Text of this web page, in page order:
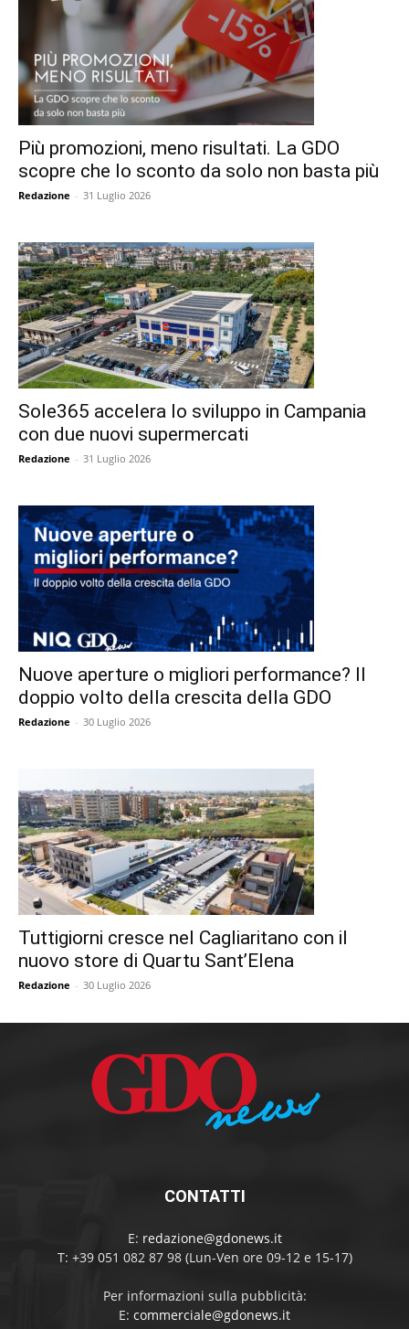
Più promozioni, meno risultati. La GDO
scopre che lo sconto da solo non basta più
Redazione - 31 Luglio 2026
Sole365 accelera lo sviluppo in Campania
con due nuovi supermercati
Redazione - 31 Luglio 2026
Nuove aperture o migliori performance? Il
doppio volto della crescita della GDO
Redazione - 30 Luglio 2026
Tuttigiorni cresce nel Cagliaritano con il
nuovo store di Quartu Sant’Elena
Redazione - 30 Luglio 2026
CONTATTI
E: redazione@gdonews.it
T: +39 051 082 87 98 (Lun-Ven ore 09-12 e 15-17)
Per informazioni sulla pubblicità:
E: commerciale@gdonews.it